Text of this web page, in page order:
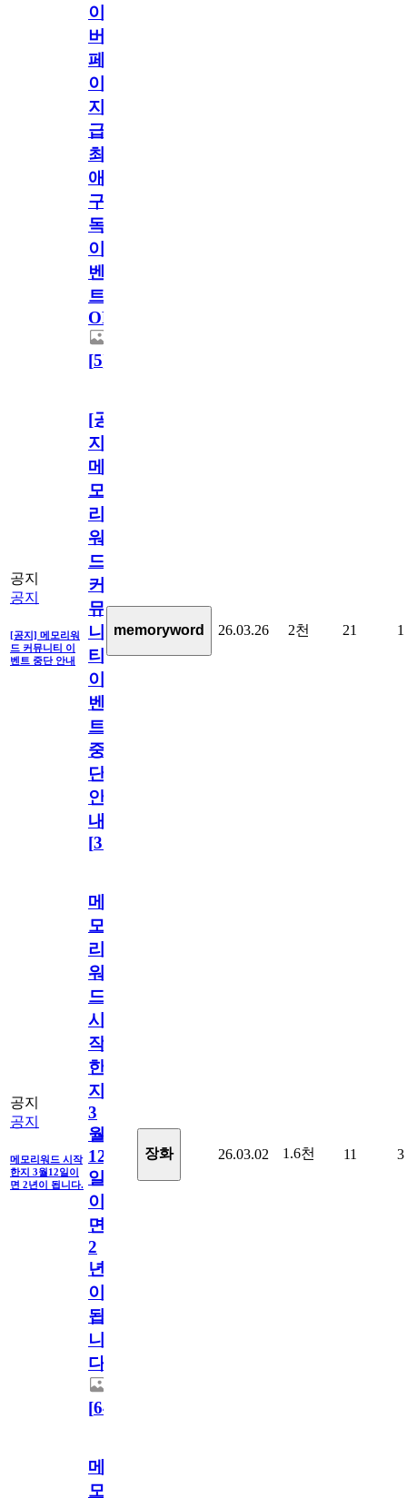
이
버
페
이
지
급!
최
애
구
독
이
벤
트
OPEN!
[5]
공지
공지
[공지] 메모리워
드 커뮤니티 이
벤트 중단 안내
[공
지]
메
모
리
워
드
커
뮤
니
티
이
벤
트
중
단
안
내
[31
memoryword 26.03.26 2천 21 1
공지
공지
메모리워드 시작
한지 3월12일이
면 2년이 됩니다.
메
모
리
워
드
시
작
한
지
3
월
12
일
이
면
2
년
이
됩
니
다.
[64
장화 26.03.02 1.6천 11 3
메
모